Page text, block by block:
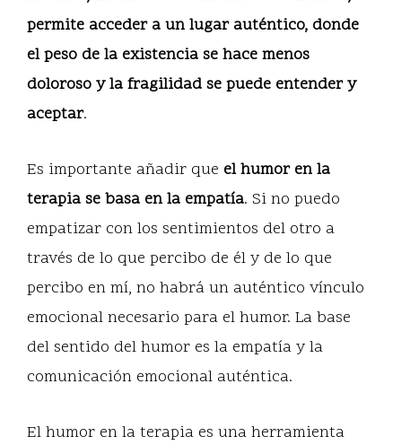
permite acceder a un lugar auténtico, donde
el peso de la existencia se hace menos
doloroso y la fragilidad se puede entender y
aceptar.
Es importante añadir que el humor en la
terapia se basa en la empatía. Si no puedo
empatizar con los sentimientos del otro a
través de lo que percibo de él y de lo que
percibo en mí, no habrá un auténtico vínculo
emocional necesario para el humor. La base
del sentido del humor es la empatía y la
comunicación emocional auténtica.
El humor en la terapia es una herramienta